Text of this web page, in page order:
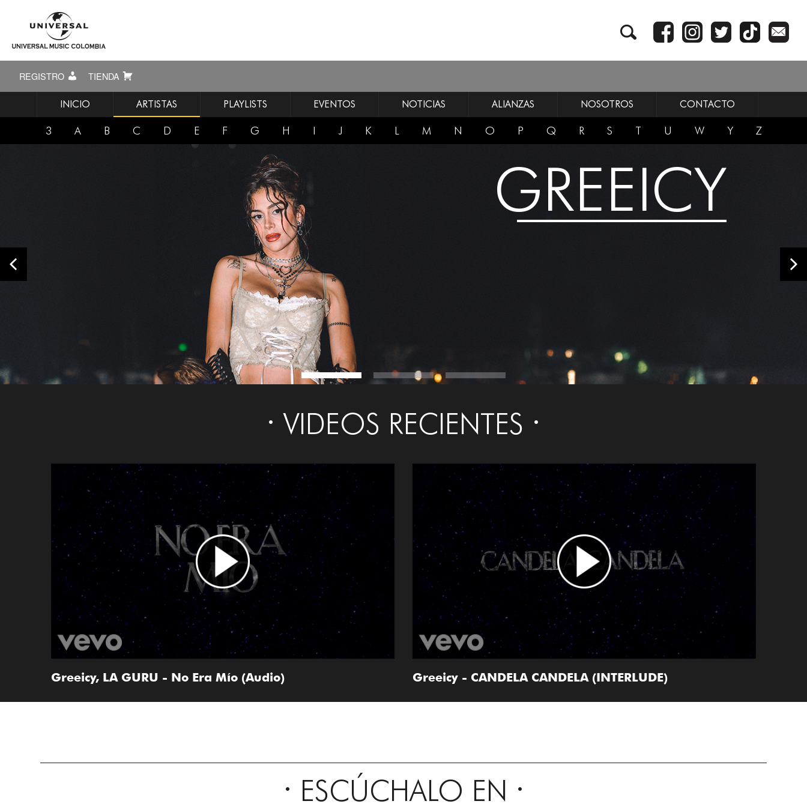
REGISTRO TIENDA
INICIO ARTISTAS PLAYLISTS EVENTOS NOTICIAS ALIANZAS NOSOTROS CONTACTO
3 A B C D E F G H I J K L M N O P Q R S T U W Y Z
GREEICY
VIDEOS RECIENTES
Greeicy, LA GURU - No Era Mío (Audio) Greeicy - CANDELA CANDELA (INTERLUDE)
ESCÚCHALO EN